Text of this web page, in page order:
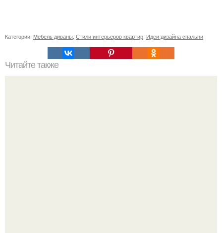
Категории: Мебель диваны, Стили интерьеров квартир, Идеи дизайна спальни
Читайте также